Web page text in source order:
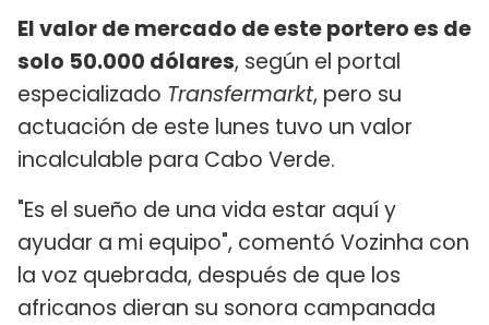
El valor de mercado de este portero es de
solo 50.000 dólares, según el portal
especializado Transfermarkt, pero su
actuación de este lunes tuvo un valor
incalculable para Cabo Verde.
"Es el sueño de una vida estar aquí y
ayudar a mi equipo", comentó Vozinha con
la voz quebrada, después de que los
africanos dieran su sonora campanada